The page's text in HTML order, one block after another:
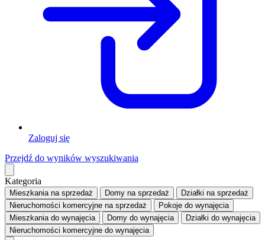
Zaloguj się
Przejdź do wyników wyszukiwania
Kategoria
Mieszkaniana sprzedaż Domy na sprzedaż Działki na sprzedaż
Nieruchomości komercyjne na sprzedaż Pokoje do wynajęcia
Mieszkaniado wynajęcia Domy do wynajęcia Działki do wynajęcia
Nieruchomości komercyjne do wynajęcia